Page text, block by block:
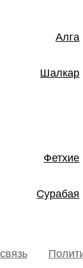
Алга
Шалкар
Фетхие
Сурабая